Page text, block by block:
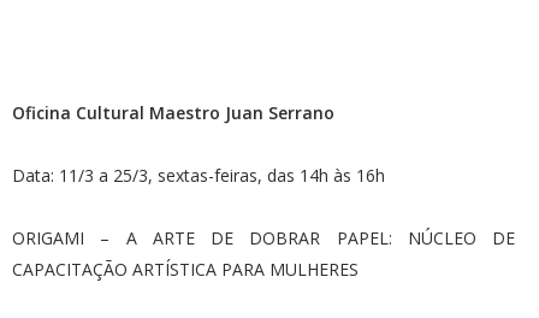
Oficina Cultural Maestro Juan Serrano
Data: 11/3 a 25/3, sextas-feiras, das 14h às 16h
ORIGAMI – A ARTE DE DOBRAR PAPEL: NÚCLEO DE
CAPACITAÇÃO ARTÍSTICA PARA MULHERES